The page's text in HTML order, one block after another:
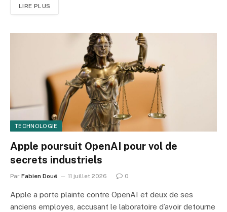
LIRE PLUS
TECHNOLOGIE
Apple poursuit OpenAI pour vol de
secrets industriels
Par Fabien Doué 11 juillet 2026 0
Apple a porte plainte contre OpenAI et deux de ses
anciens employes, accusant le laboratoire d’avoir detourne